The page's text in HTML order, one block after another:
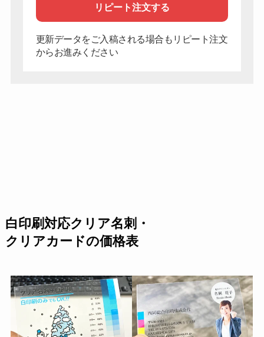
リピート注文する
更新データをご入稿される場合もリピート注文
からお進みください
白印刷対応クリア名刺・
クリアカードの価格表